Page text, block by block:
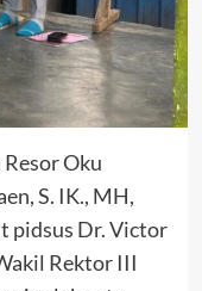
Oku
S. IK., MH,
pidsus Dr. Victor
Rektor III